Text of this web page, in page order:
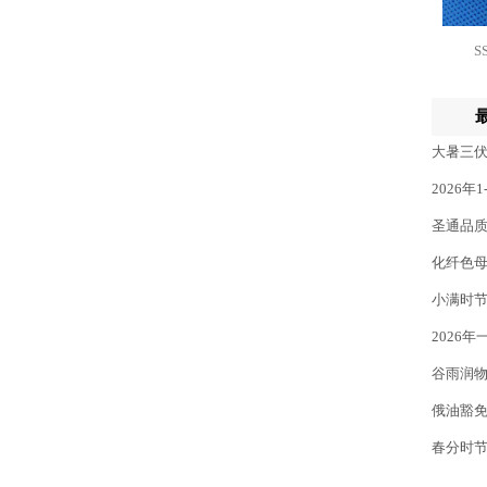
大暑三
2026年
圣通品
化纤色
小满时
2026年
谷雨润
俄油豁
春分时